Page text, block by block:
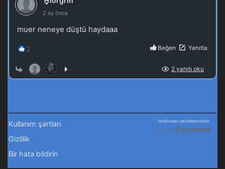
Blm 53 - Ekim 20, 2025
Blm 52 - Ekim 12, 2025
Blm 51 - Ekim 5, 2025